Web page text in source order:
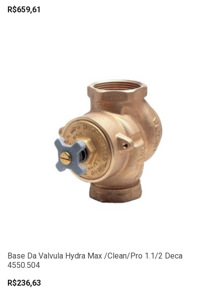
R$659,61
Base Da Valvula Hydra Max /Clean/Pro 1.1/2 Deca
4550.504
R$236,63